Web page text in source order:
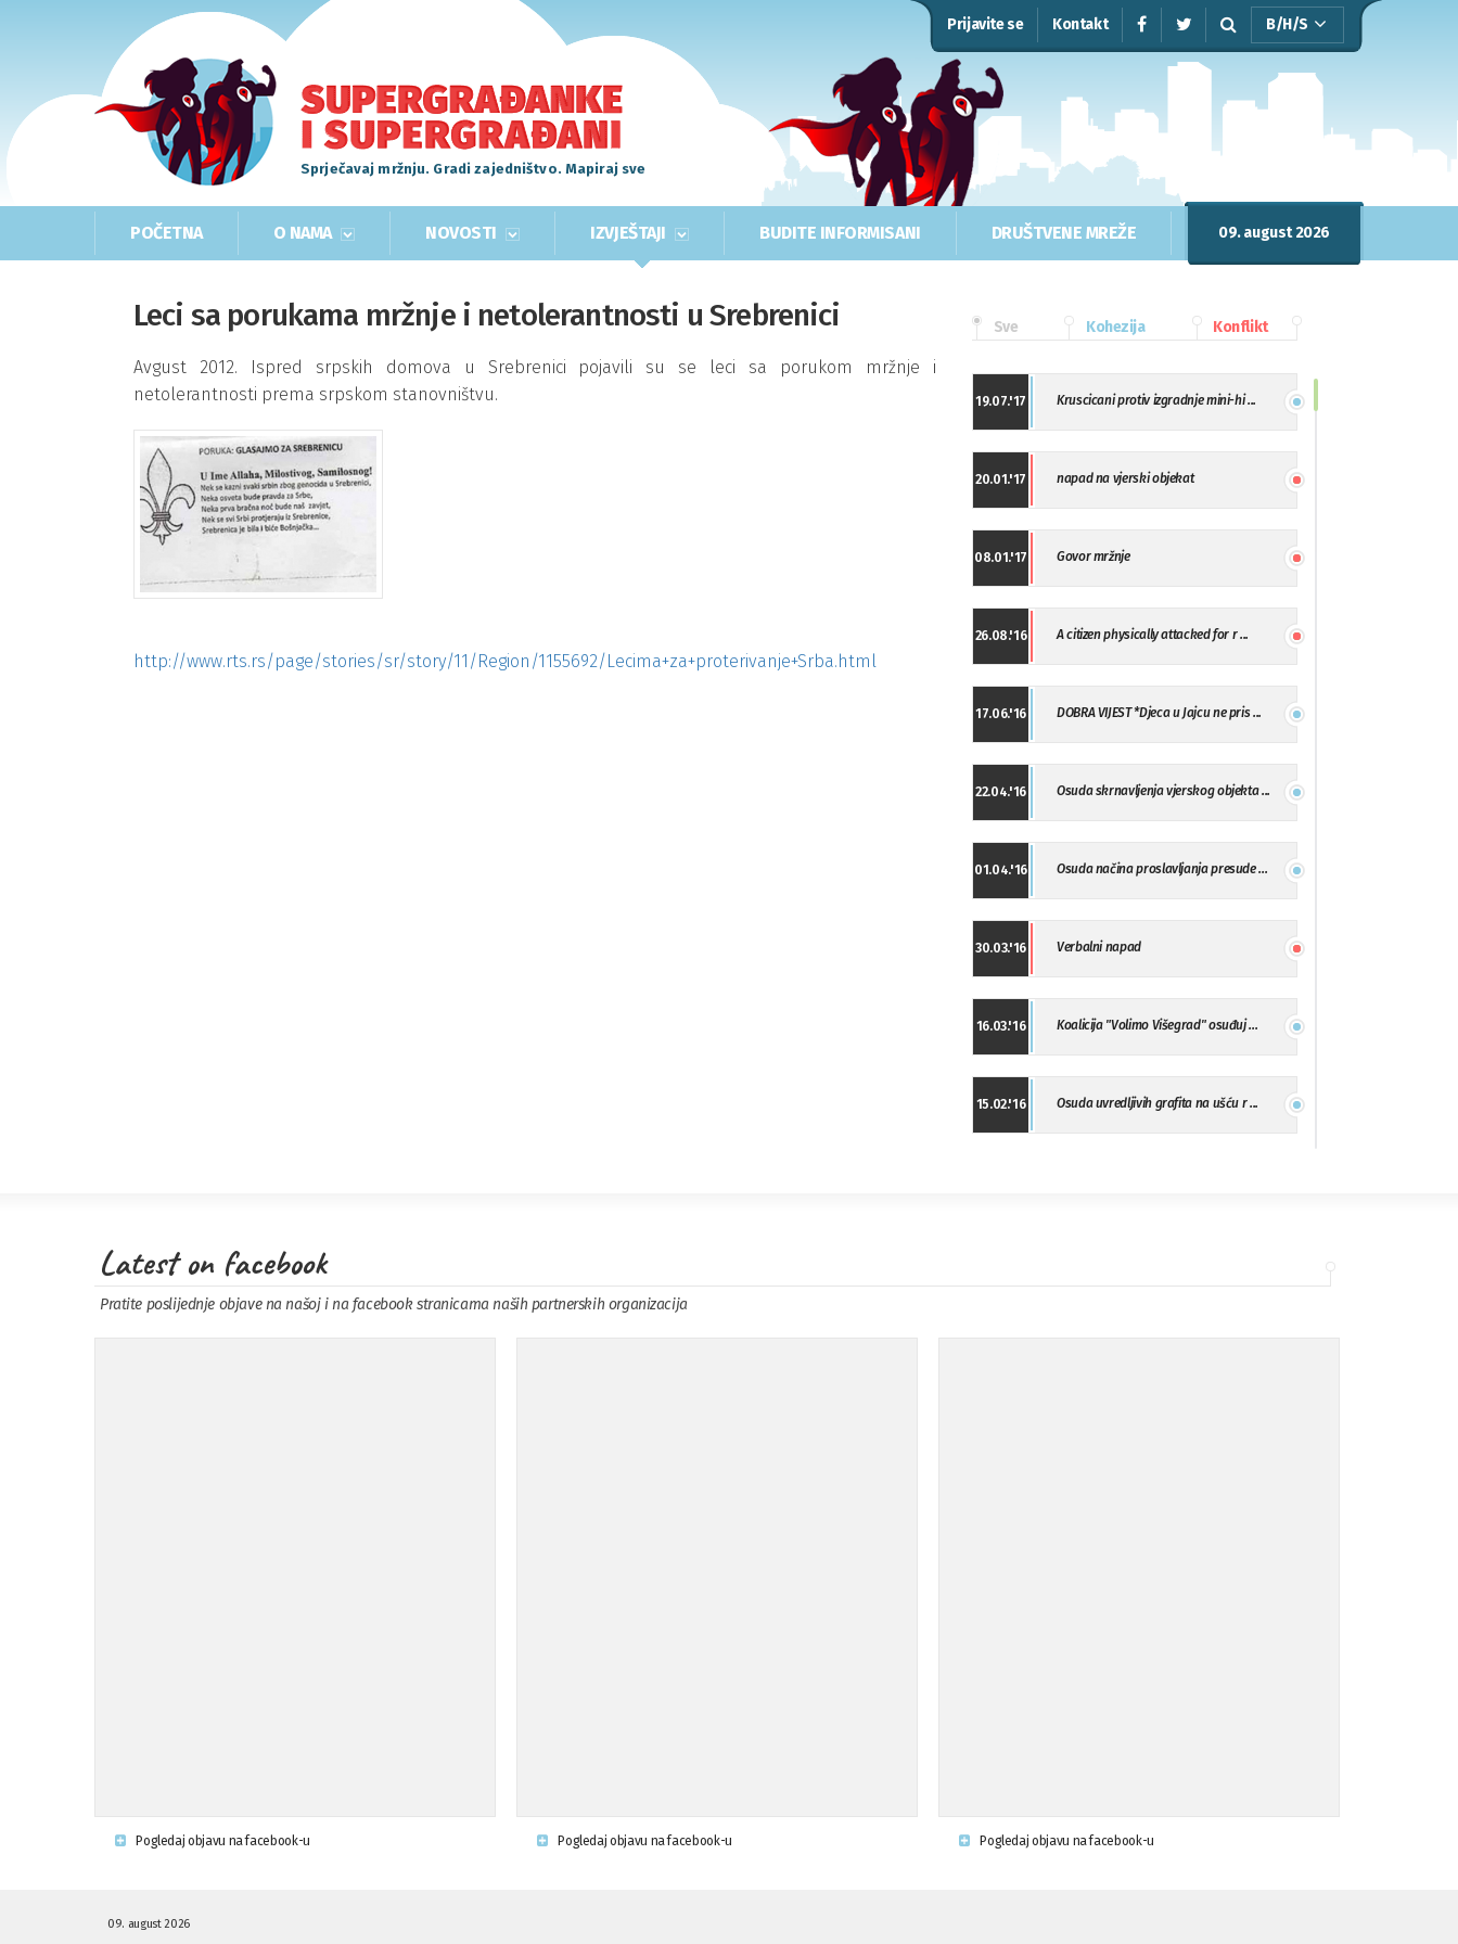
Prijavite se Kontakt B/H/S
Sprječavaj mržnju. Gradi zajedništvo. Mapiraj sve
POČETNA O NAMA NOVOSTI IZVJEŠTAJI BUDITE INFORMISANI DRUŠTVENE MREŽE 09. august 2026
Leci sa porukama mržnje i netolerantnosti u Srebrenici
Avgust 2012. Ispred srpskih domova u Srebrenici pojavili su se leci sa porukom mržnje i
netolerantnosti prema srpskom stanovništvu.
http://www.rts.rs/page/stories/sr/story/11/Region/1155692/Lecima+za+proterivanje+Srba.html
Sve Kohezija Konflikt
19.07.'17 Kruscicani protiv izgradnje mini-hi ...
20.01.'17 napad na vjerski objekat
08.01.'17 Govor mržnje
26.08.'16 A citizen physically attacked for r ...
17.06.'16 DOBRA VIJEST *Djeca u Jajcu ne pris ...
22.04.'16 Osuda skrnavljenja vjerskog objekta ...
01.04.'16 Osuda načina proslavljanja presude ...
30.03.'16 Verbalni napad
16.03.'16 Koalicija "Volimo Višegrad" osuđuj ...
15.02.'16 Osuda uvredljivih grafita na ušću r ...
09.11.'15 Osuda incidenta tokom dženaze na Pe ...
Latest on facebook
Pratite poslijednje objave na našoj i na facebook stranicama naših partnerskih organizacija
Pogledaj objavu na facebook-u Pogledaj objavu na facebook-u Pogledaj objavu na facebook-u
09. august 2026